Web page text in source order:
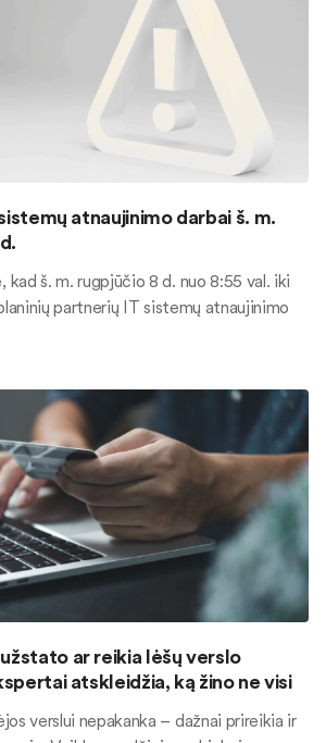
atnaujinimo darbai š. m.
kad š. m. rugpjūčio 8 d. nuo 8:55 val. iki
partnerių IT sistemų atnaujinimo
ar reikia lėšų verslo
atskleidžia, ką žino ne visi
verslui nepakanka – dažnai prireikia ir